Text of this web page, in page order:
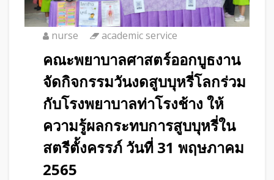
nurse academic service
คณะพยาบาลศาสตร์ออกบูธงาน
จัดกิจกรรมวันงดสูบบุหรี่โลกร่วม
กับโรงพยาบาลท่าโรงช้าง ให้
ความรู้ผลกระทบการสูบบุหรี่ใน
สตรีตั้งครรภ์ วันที่ 31 พฤษภาคม
2565